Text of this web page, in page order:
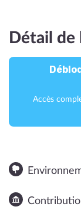
Détail de
Accès